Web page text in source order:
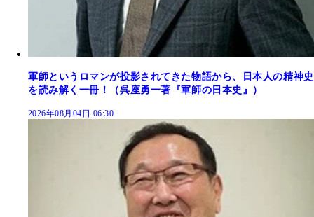
軍師というロマンが投影されてきた物語から、日本人の精神史
を読み解く一冊！（呉座勇一著『軍師の日本史』）
2026年08月04日 06:30